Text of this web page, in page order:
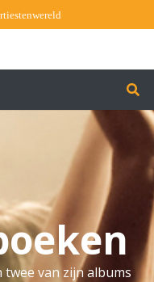
van zijn albums